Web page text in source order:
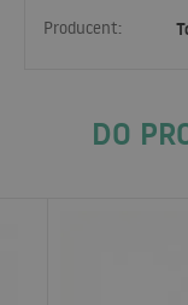
Producent:
DO